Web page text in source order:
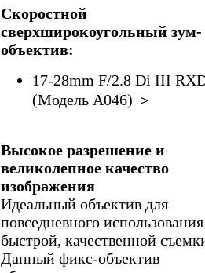
Скоростной
сверхширокоугольный зум-
объектив:
17-28mm F/2.8 Di III
(Модель A046) ＞
Высокое разрешение и
великолепное качество
изображения
Идеальный объектив для
повседневного
быстрой, качественной
Данный фикс-объектив